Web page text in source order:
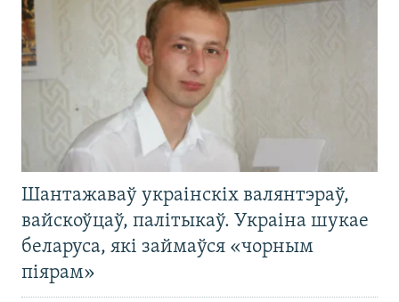
Шантажаваў украінскіх валянтэраў,
вайскоўцаў, палітыкаў. Украіна шукае
беларуса, які займаўся «чорным
піярам»